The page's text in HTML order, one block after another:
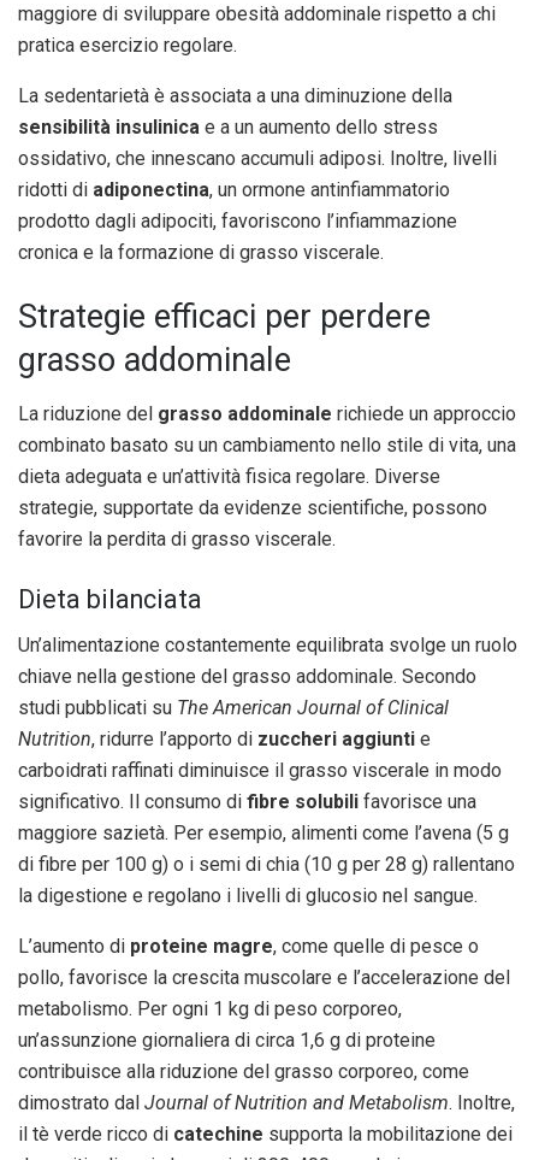
maggiore di sviluppare obesità addominale rispetto a chi
pratica esercizio regolare.
La sedentarietà è associata a una diminuzione della
sensibilità insulinica e a un aumento dello stress
ossidativo, che innescano accumuli adiposi. Inoltre, livelli
ridotti di adiponectina, un ormone antinfiammatorio
prodotto dagli adipociti, favoriscono l’infiammazione
cronica e la formazione di grasso viscerale.
Strategie efficaci per perdere
grasso addominale
La riduzione del grasso addominale richiede un approccio
combinato basato su un cambiamento nello stile di vita, una
dieta adeguata e un’attività fisica regolare. Diverse
strategie, supportate da evidenze scientifiche, possono
favorire la perdita di grasso viscerale.
Dieta bilanciata
Un’alimentazione costantemente equilibrata svolge un ruolo
chiave nella gestione del grasso addominale. Secondo
studi pubblicati su The American Journal of Clinical
Nutrition, ridurre l’apporto di zuccheri aggiunti e
carboidrati raffinati diminuisce il grasso viscerale in modo
significativo. Il consumo di fibre solubili favorisce una
maggiore sazietà. Per esempio, alimenti come l’avena (5 g
di fibre per 100 g) o i semi di chia (10 g per 28 g) rallentano
la digestione e regolano i livelli di glucosio nel sangue.
L’aumento di proteine magre, come quelle di pesce o
pollo, favorisce la crescita muscolare e l’accelerazione del
metabolismo. Per ogni 1 kg di peso corporeo,
un’assunzione giornaliera di circa 1,6 g di proteine
contribuisce alla riduzione del grasso corporeo, come
dimostrato dal Journal of Nutrition and Metabolism. Inoltre,
il tè verde ricco di catechine supporta la mobilitazione dei